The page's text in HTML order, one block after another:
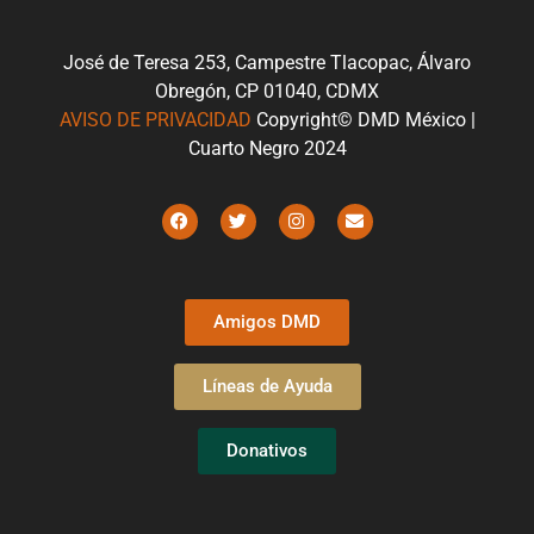
José de Teresa 253, Campestre Tlacopac, Álvaro
Obregón, CP 01040, CDMX
AVISO DE PRIVACIDAD Copyright© DMD México |
Cuarto Negro 2024
Amigos DMD
Líneas de Ayuda
Donativos